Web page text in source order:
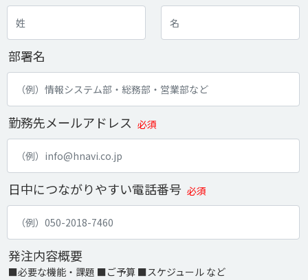
部署名
勤務先メールアドレス 必須
日中につながりやすい電話番号 必須
発注内容概要
■必要な機能・課題 ■ご予算 ■スケジュール など